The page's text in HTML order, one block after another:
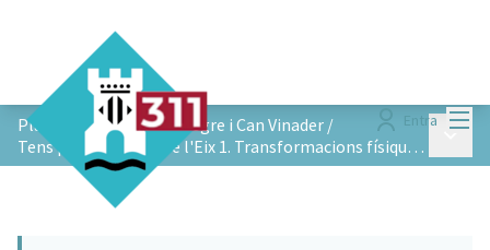
Entra
Pla de Barris de Vista Alegre i Can Vinader /
Tens propostes sobre l'Eix 1. Transformacions físiques i urbanístiques?